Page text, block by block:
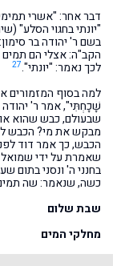
דבר אחר: "אשרי
"יונתי בחגוי הסלע"
בשם ר' יהודה בר
הקב"ה: אצלי הם תמים
לכך נאמר: "יונתי".27
למה בסוף המזמורים
שָׁכָחְתִּי", אמר ר' יהודה
שבעולם, כבש שהוא
מבקש את מי? הכבש
הכבש, כך אמר דוד
שאמרת על ידי שמואל
בחנני ה' ונסני בתום
כשה, שנאמר: שה
שבת שלום
מחלקי המים